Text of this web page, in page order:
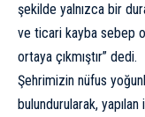
şekilde yalnızca bir
ve ticari kayba sebep
ortaya çıkmıştır” dedi.
Şehrimizin nüfus
bulundurularak,